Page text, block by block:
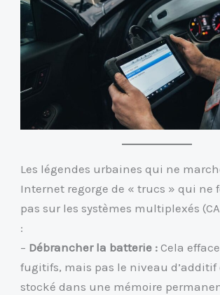
Les légendes urbaines qui ne
Internet regorge de « trucs » qui ne
pas sur les systèmes multiplexés
:
– Débrancher la batterie : Cela
fugitifs, mais pas le niveau d’additif
stocké dans une mémoire